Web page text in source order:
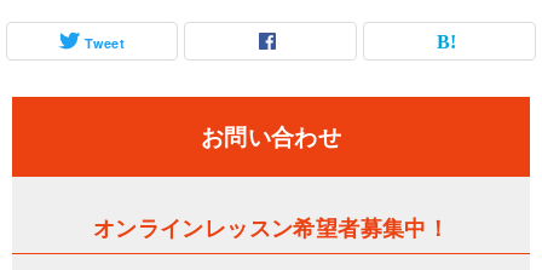
Tweet
お問い合わせ
オンラインレッスン希望者募集中！